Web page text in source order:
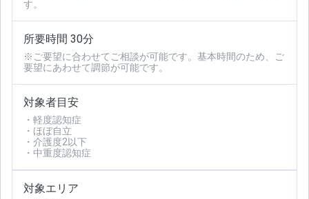
す。
所要時間 30分
※ご要望に合わせてご相談が可能です。基本時間のため、ご
要望にあわせて調節が可能です。
対象者目安
・軽度認知症
・ほぼ自立
・介護度2以下
・中重度認知症
対象エリア